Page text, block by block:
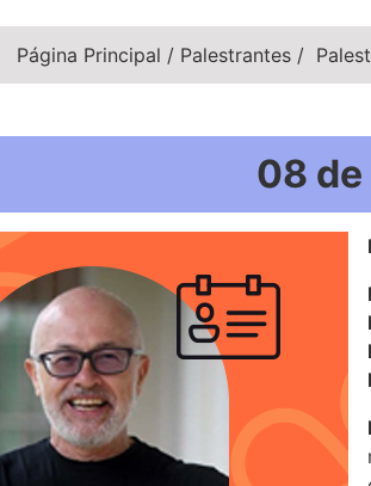
Página Principal / Palestrantes /
08 de